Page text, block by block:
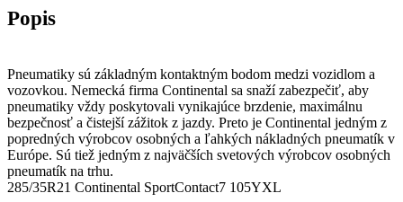
Pneumatiky sú základným kontaktným bodom medzi vozidlom a
vozovkou. Nemecká firma Continental sa snaží zabezpečiť, aby
pneumatiky vždy poskytovali vynikajúce brzdenie, maximálnu
bezpečnosť a čistejší zážitok z jazdy. Preto je Continental jedným z
popredných výrobcov osobných a ľahkých nákladných pneumatík v
Európe. Sú tiež jedným z najväčších svetových výrobcov osobných
pneumatík na trhu.
285/35R21 Continental SportContact7 105YXL